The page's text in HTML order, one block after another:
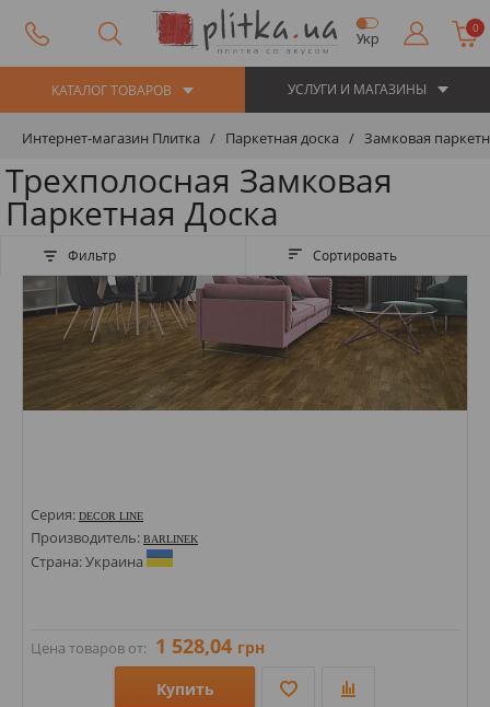
Укр
0
КАТАЛОГ ТОВАРОВ УСЛУГИ И МАГАЗИНЫ
Интернет-магазин Плитка Паркетная доска Замковая
Трехполосная Замковая
Паркетная Доска
Фильтр Сортировать
Серия: DECOR LINE
Производитель: BARLINEK
Страна: Украина
Цена товаров от: 1 528,04 грн
Купить